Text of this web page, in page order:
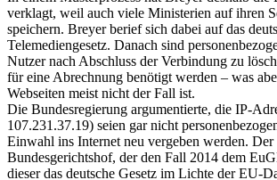
verklagt, weil auch viele Ministerien auf ihren
speichern. Breyer berief sich dabei auf das
Telemediengesetz. Danach sind
Nutzer nach Abschluss der Verbindung zu
für eine Abrechnung benötigt werden – was
Webseiten meist nicht der Fall ist.
Die Bundesregierung argumentierte, die IP-
107.231.37.19) seien gar nicht
Einwahl ins Internet neu vergeben werden.
Bundesgerichtshof, der den Fall 2014 dem
dieser das deutsche Gesetz im Lichte der EU-